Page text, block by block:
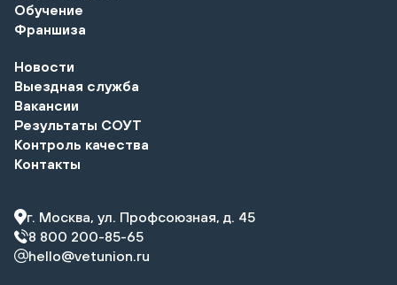
Обучение
Франшиза
Новости
Выездная служба
Вакансии
Результаты СОУТ
Контроль качества
Контакты
г. Москва, ул. Профсоюзная, д. 45
8 800 200-85-65
hello@vetunion.ru